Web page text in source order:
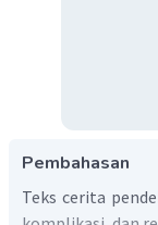
Pembahasan
Teks cerita